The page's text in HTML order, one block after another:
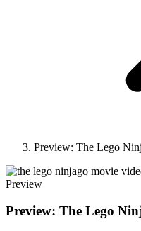
Preview: The Lego
Preview
Preview: The Lego